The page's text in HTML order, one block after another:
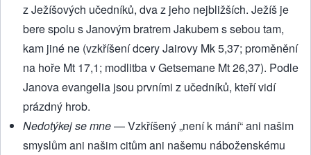
z Ježíšových učedníků, dva z jeho nejbližších. Ježíš je
bere spolu s Janovým bratrem Jakubem s sebou tam,
kam jiné ne (vzkříšení dcery Jairovy Mk 5,37; proměnění
na hoře Mt 17,1; modlitba v Getsemane Mt 26,37). Podle
Janova evangelia jsou prvními z učedníků, kteří vidí
prázdný hrob.
Nedotýkej se mne— Vzkříšený „není k mání“ ani našim
smyslům ani našim citům ani našemu náboženskému